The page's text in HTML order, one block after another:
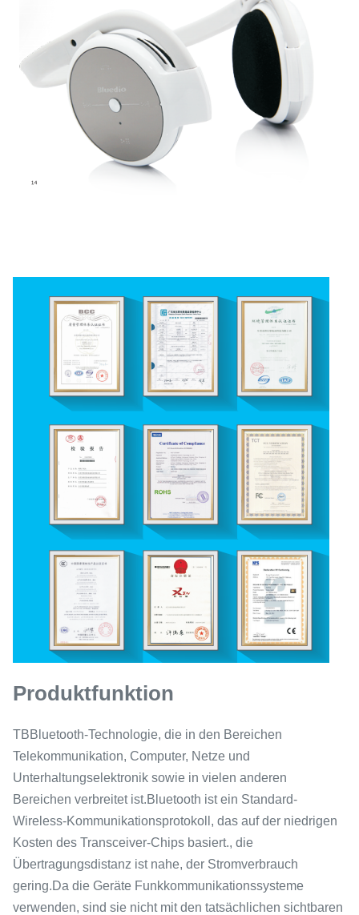
Produktfunktion
TBBluetooth-Technologie, die in den Bereichen
Telekommunikation, Computer, Netze und
Unterhaltungselektronik sowie in vielen anderen
Bereichen verbreitet ist.Bluetooth ist ein Standard-
Wireless-Kommunikationsprotokoll, das auf der niedrigen
Kosten des Transceiver-Chips basiert., die
Übertragungsdistanz ist nahe, der Stromverbrauch
gering.Da die Geräte Funkkommunikationssysteme
verwenden, sind sie nicht mit den tatsächlichen sichtbaren